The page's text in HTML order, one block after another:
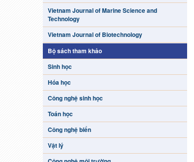
Vietnam Journal of Marine Science and
Technology
Vietnam Journal of Biotechnology
Bộ sách tham khảo
Sinh học
Hóa học
Công nghệ sinh học
Toán học
Công nghệ biển
Vật lý